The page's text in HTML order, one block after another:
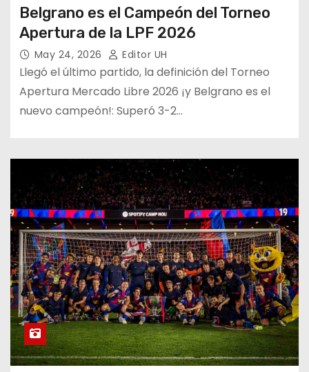
Belgrano es el Campeón del Torneo
Apertura de la LPF 2026
May 24, 2026 Editor UH
Llegó el último partido, la definición del Torneo
Apertura Mercado Libre 2026 ¡y Belgrano es el
nuevo campeón!: Superó 3-2…